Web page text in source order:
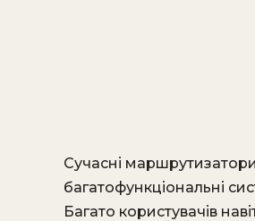
Сучасні
багатофункціональні
Багато користувачів